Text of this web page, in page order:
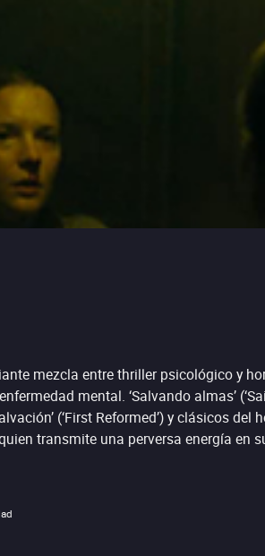
mezcla entre thriller psicológico y
mental. ‘Salvando almas’
(‘First Reformed’) y clásicos del
transmite una perversa energía en